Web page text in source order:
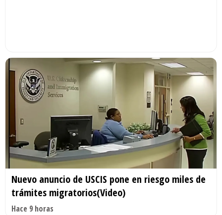
Nuevo anuncio de USCIS pone en riesgo miles de
trámites migratorios(Video)
Hace 9 horas